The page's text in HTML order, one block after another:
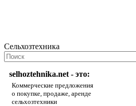
Сельхозтехника
selhoztehnika.net - это:
Коммерческие предложения
о покупке, продаже, аренде
сельхозтехники